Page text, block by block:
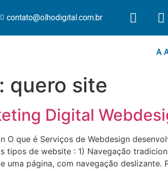
contato@olhodigital.com.br
A
quero site
Digital
O que é Serviços de Webdesign
tipos de website : 1) Navegação
uma página, com navegação deslizante.